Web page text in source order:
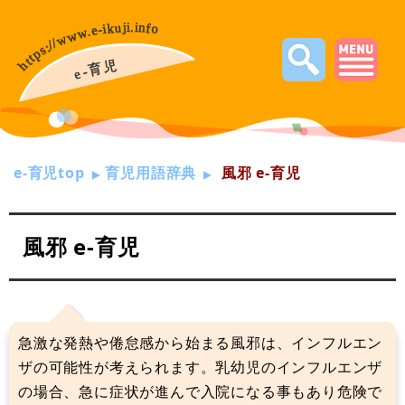
e-育児top 育児用語辞典 風邪 e-育児
風邪 e-育児
急激な発熱や倦怠感から始まる風邪は、インフルエン
ザの可能性が考えられます。乳幼児のインフルエンザ
の場合、急に症状が進んで入院になる事もあり危険で